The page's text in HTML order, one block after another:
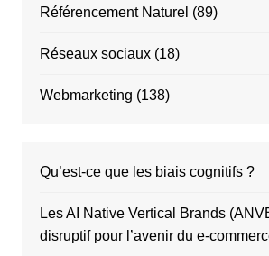
Référencement Naturel (89)
Réseaux sociaux(18)
Webmarketing (138)
Qu’est-ce que les biais cognitifs ?
Les AI Native Vertical Brands
disruptif pour l’avenir du e-